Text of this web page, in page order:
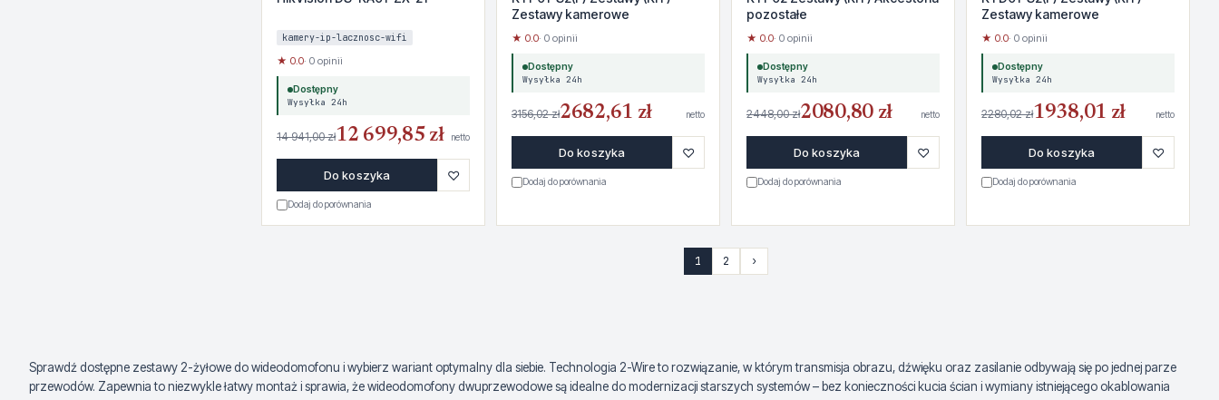
kamery-ip-lacznosc-wifi
★ 0.0· 0 opinii
Dostępny
Wysyłka 24h
14 941,00 zł12 699,85 zł netto
Do koszyka ♡
Dodaj do porównania
Zestawy kamerowe
★ 0.0· 0 opinii
Dostępny
Wysyłka 24h
3156,02 zł2682,61 zł netto
Do koszyka ♡
Dodaj do porównania
pozostałe
★ 0.0· 0 opinii
Dostępny
Wysyłka 24h
2448,00 zł2080,80 zł netto
Do koszyka ♡
Dodaj do porównania
Zestawy kamerowe
★ 0.0· 0 opinii
Dostępny
Wysyłka 24h
2280,02 zł1938,01 zł netto
Do koszyka ♡
Dodaj do porównania
1 2 ›
Sprawdź dostępne zestawy 2-żyłowe do wideodomofonu i wybierz wariant optymalny dla siebie. Technologia 2-Wire to rozwiązanie, w którym transmisja obrazu, dźwięku oraz zasilanie odbywają się po jednej parze
przewodów. Zapewnia to niezwykle łatwy montaż i sprawia, że wideodomofony dwuprzewodowe są idealne do modernizacji starszych systemów – bez konieczności kucia ścian i wymiany istniejącego okablowania